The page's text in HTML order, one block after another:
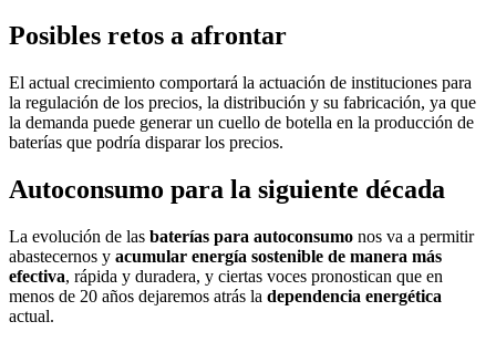
Posibles retos a afrontar
El actual crecimiento comportará la actuación de instituciones para
la regulación de los precios, la distribución y su fabricación, ya que
la demanda puede generar un cuello de botella en la producción de
baterías que podría disparar los precios.
Autoconsumo para la siguiente década
La evolución de las baterías para autoconsumo nos va a permitir
abastecernos y acumular energía sostenible de manera más
efectiva, rápida y duradera, y ciertas voces pronostican que en
menos de 20 años dejaremos atrás la dependencia energética
actual.